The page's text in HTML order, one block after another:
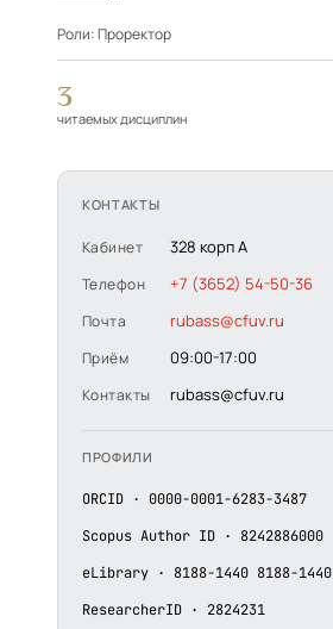
Роли:Проректор
3
читаемых дисциплин
КОНТАКТЫ
Кабинет 328 корп А
Телефон +7 (3652) 54-50-36
Почта rubass@cfuv.ru
Приём 09:00-17:00
Контакты rubass@cfuv.ru
ПРОФИЛИ
ORCID · 0000-0001-6283-3487
Scopus Author ID · 8242886000
eLibrary · 8188-1440 8188-1440
ResearcherID · 2824231